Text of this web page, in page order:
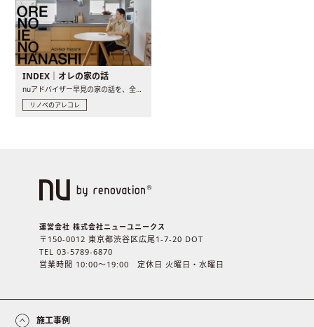
INDEX｜オレの家の話
リノベのアレコレ
運営会社 株式会社ニューユニークス
〒150-0012 東京都渋谷区広尾1-7-20 DOT
TEL 03-5789-6870
営業時間 10:00〜19:00 定休日 火曜日・水曜日
施工事例